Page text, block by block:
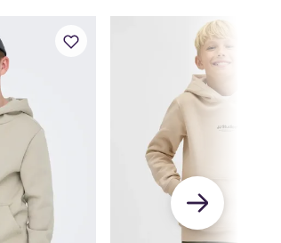
91,5
Midje Sete
63,5